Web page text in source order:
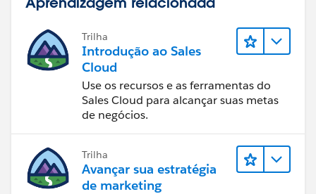
Trilha
Introdução ao Sales
Cloud
Use os recursos e as ferramentas do
Sales Cloud para alcançar suas metas
de negócios.
Trilha
Avançar sua estratégia
de marketing